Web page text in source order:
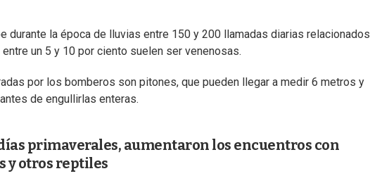
durante la época de lluvias entre 150 y 200 llamadas diarias relacionados
entre un 5 y 10 por ciento suelen ser venenosas.
por los bomberos son pitones, que pueden llegar a medir 6 metros y
de engullirlas enteras.
primaverales, aumentaron los encuentros con
y otros reptiles